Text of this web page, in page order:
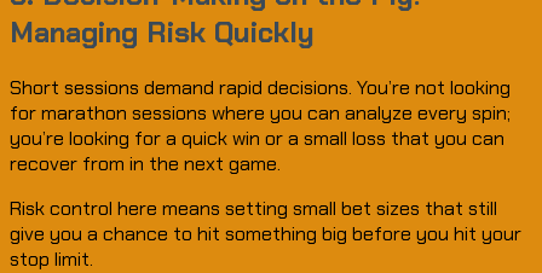
Managing Risk Quickly
Short sessions demand rapid decisions. You’re not looking
for marathon sessions where you can analyze every spin;
you’re looking for a quick win or a small loss that you can
recover from in the next game.
Risk control here means setting small bet sizes that still
give you a chance to hit something big before you hit your
stop limit.